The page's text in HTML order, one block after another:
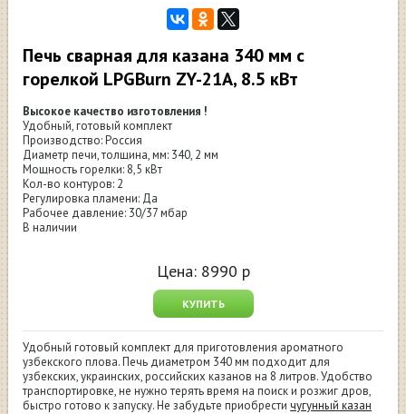
Печь сварная для казана 340 мм с
горелкой LPGBurn ZY-21A, 8.5 кВт
Высокое качество изготовления !
Удобный, готовый комплект
Производство: Россия
Диаметр печи, толщина, мм: 340, 2 мм
Мощность горелки: 8,5 кВт
Кол-во контуров: 2
Регулировка пламени: Да
Рабочее давление: 30/37 мбар
В наличии
Цена: 8990 р
КУПИТЬ
Удобный готовый комплект для приготовления ароматного
узбекского плова. Печь диаметром 340 мм подходит для
узбекских, украинских, российских казанов на 8 литров. Удобство
транспортировке, не нужно терять время на поиск и розжиг дров,
быстро готово к запуску. Не забудьте приобрестичугунный казан